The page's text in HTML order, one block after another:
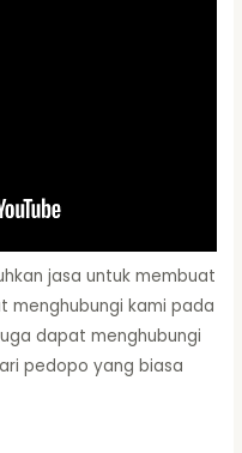
jasa untuk membuat
menghubungi kami pada
dapat menghubungi
pedopo yang biasa